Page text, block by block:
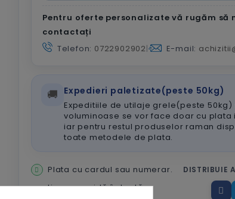
Pentru oferte personalizate vă rugăm să
contactați
Telefon: 0722902902| E-mail:
🚚 Expedieri paletizate(peste 50kg)
Expeditiile de utilaje grele(peste 50kg)
voluminoase se vor face doar cu plata
iar pentru restul produselor raman
toate metodele de plata.
Plata cu cardul sau numerar.
Livrare rapidă în toată
DISTRIBUIE